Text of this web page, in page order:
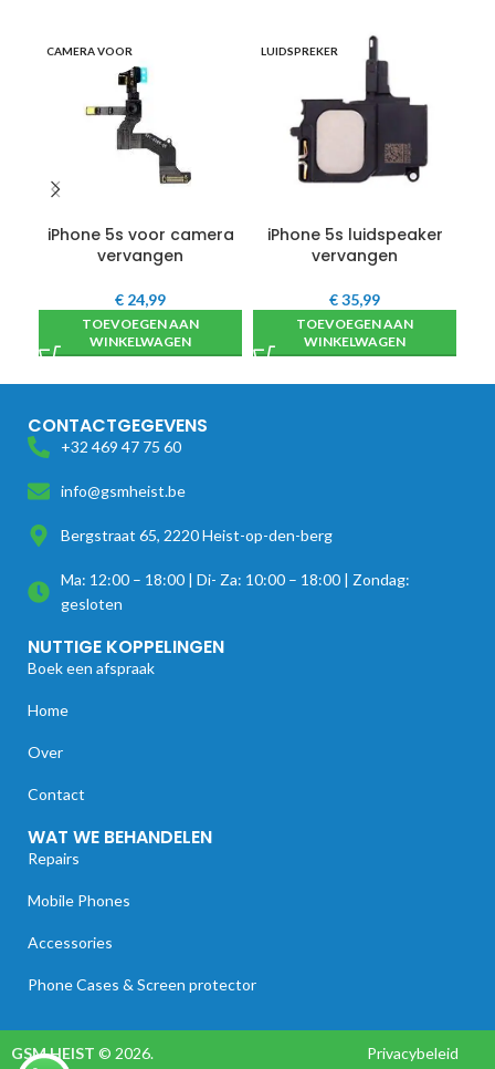
CAMERA VOOR
iPhone 5s voor camera
vervangen
€ 24,99
TOEVOEGEN AAN
WINKELWAGEN
LUIDSPREKER
iPhone 5s luidspeaker
vervangen
€35,99
TOEVOEGEN AAN
WINKELWAGEN
CONTACTGEGEVENS
+32 469 47 75 60
info@gsmheist.be
Bergstraat 65, 2220 Heist-op-den-berg
Ma: 12:00 – 18:00 | Di- Za: 10:00 – 18:00 | Zondag:
gesloten
NUTTIGE KOPPELINGEN
Boek een afspraak
Home
Over
Contact
WAT WE BEHANDELEN
Repairs
Mobile Phones
Accessories
Phone Cases & Screen protector
GSM HEIST © 2026.
Privacybeleid